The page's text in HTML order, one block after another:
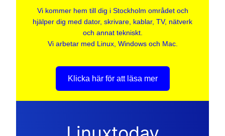
Vi kommer hem till dig i Stockholm området och
hjälper dig med dator, skrivare, kablar, TV, nätverk
och annat tekniskt.
Vi arbetar med Linux, Windows och Mac.
Klicka här för att läsa mer